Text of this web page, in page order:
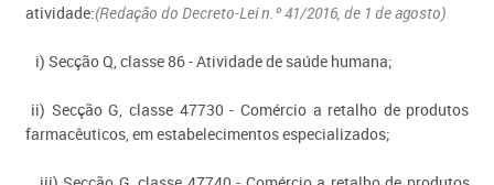
atividade:(Redação do Decreto-Lei n.º 41/2016, de 1 de agosto)
i) Secção Q, classe 86 - Atividade de saúde humana;
ii) Secção G, classe 47730 - Comércio a retalho de produtos
farmacêuticos, em estabelecimentos especializados;